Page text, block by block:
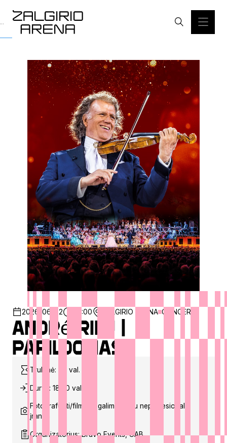
2026-06-02 20:00 ZALGIRIO ARENA CONCERT
André Rieu |
Papildomas
Trukmė: ~2 val.
Durys: 18:30 val.
Fotografuoti/filmuoti galima tik su neprofesionalia
įranga
Organizatorius: Bravo Events, UAB